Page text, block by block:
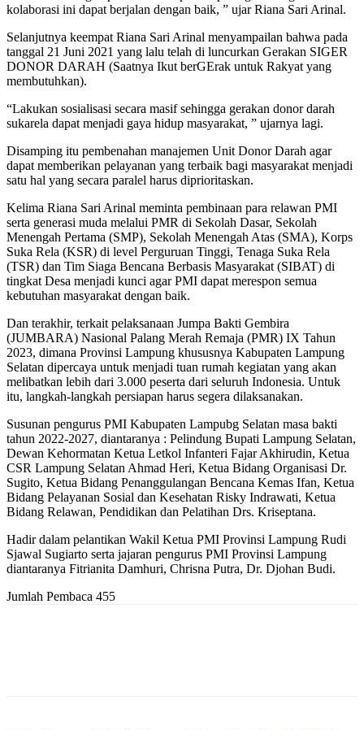
kolaborasi ini dapat berjalan dengan baik, ” ujar Riana Sari Arinal.
Selanjutnya keempat Riana Sari Arinal menyampailan bahwa pada
tanggal 21 Juni 2021 yang lalu telah di luncurkan Gerakan SIGER
DONOR DARAH (Saatnya Ikut berGErak untuk Rakyat yang
membutuhkan).
“Lakukan sosialisasi secara masif sehingga gerakan donor darah
sukarela dapat menjadi gaya hidup masyarakat, ” ujarnya lagi.
Disamping itu pembenahan manajemen Unit Donor Darah agar
dapat memberikan pelayanan yang terbaik bagi masyarakat menjadi
satu hal yang secara paralel harus diprioritaskan.
Kelima Riana Sari Arinal meminta pembinaan para relawan PMI
serta generasi muda melalui PMR di Sekolah Dasar, Sekolah
Menengah Pertama (SMP), Sekolah Menengah Atas (SMA), Korps
Suka Rela (KSR) di level Perguruan Tinggi, Tenaga Suka Rela
(TSR) dan Tim Siaga Bencana Berbasis Masyarakat (SIBAT) di
tingkat Desa menjadi kunci agar PMI dapat merespon semua
kebutuhan masyarakat dengan baik.
Dan terakhir, terkait pelaksanaan Jumpa Bakti Gembira
(JUMBARA) Nasional Palang Merah Remaja (PMR) IX Tahun
2023, dimana Provinsi Lampung khususnya Kabupaten Lampung
Selatan dipercaya untuk menjadi tuan rumah kegiatan yang akan
melibatkan lebih dari 3.000 peserta dari seluruh Indonesia. Untuk
itu, langkah-langkah persiapan harus segera dilaksanakan.
Susunan pengurus PMI Kabupaten Lampubg Selatan masa bakti
tahun 2022-2027, diantaranya : Pelindung Bupati Lampung Selatan,
Dewan Kehormatan Ketua Letkol Infanteri Fajar Akhirudin, Ketua
CSR Lampung Selatan Ahmad Heri, Ketua Bidang Organisasi Dr.
Sugito, Ketua Bidang Penanggulangan Bencana Kemas Ifan, Ketua
Bidang Pelayanan Sosial dan Kesehatan Risky Indrawati, Ketua
Bidang Relawan, Pendidikan dan Pelatihan Drs. Kriseptana.
Hadir dalam pelantikan Wakil Ketua PMI Provinsi Lampung Rudi
Sjawal Sugiarto serta jajaran pengurus PMI Provinsi Lampung
diantaranya Fitrianita Damhuri, Chrisna Putra, Dr. Djohan Budi.
Jumlah Pembaca 455